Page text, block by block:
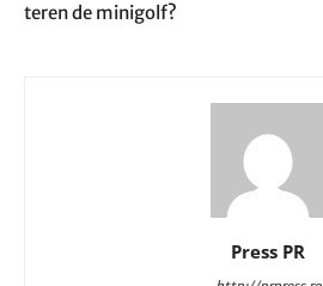
teren de minigolf?
Press PR